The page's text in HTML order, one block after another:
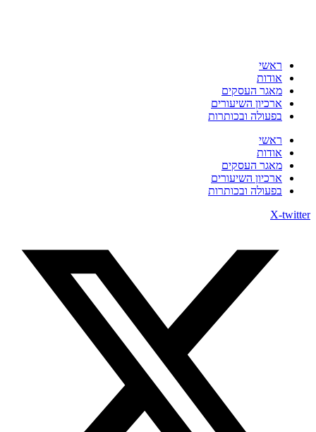
ראשי
אודות
מאגר העסקים
ארכיון השיעורים
בפעולה ובכותרות
ראשי
אודות
מאגר העסקים
ארכיון השיעורים
בפעולה ובכותרות
X-twitter